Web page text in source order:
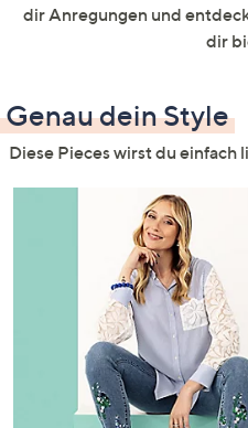
dir Anregungen und
dir
Genau dein Style
Diese Pieces wirst du einfach